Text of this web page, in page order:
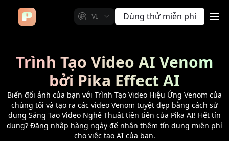
VI Dùng thử miễn phí
Trình Tạo Video AI Venom
bởi Pika Effect AI
Biến đổi ảnh của bạn với Trình Tạo Video Hiệu Ứng Venom của
chúng tôi và tạo ra các video Venom tuyệt đẹp bằng cách sử
dụng Sáng Tạo Video Nghệ Thuật tiên tiến của Pika AI! Hết tín
dụng? Đăng nhập hàng ngày để nhận thêm tín dụng miễn phí
cho việc tạo AI của bạn.